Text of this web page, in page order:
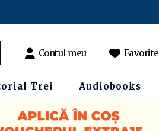
Contul meu Favorite
Trei Audiobooks